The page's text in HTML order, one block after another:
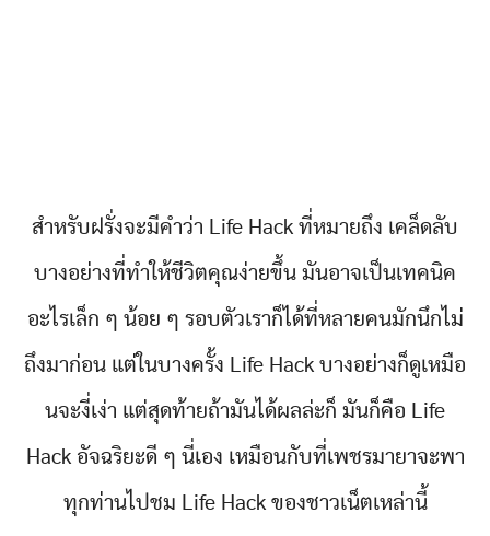
สำหรับฝรั่งจะมีคำว่า Life Hack ที่หมายถึง เคล็ดลับ
บางอย่างที่ทำให้ชีวิตคุณง่ายขึ้น มันอาจเป็นเทคนิค
อะไรเล็ก ๆ น้อย ๆ รอบตัวเราก็ได้ที่หลายคนมักนึกไม่
ถึงมาก่อน แต่ในบางครั้ง Life Hack บางอย่างก็ดูเหมือ
นจะงี่เง่า แต่สุดท้ายถ้ามันได้ผลล่ะก็ มันก็คือ Life
Hack อัจฉริยะดี ๆ นี่เอง เหมือนกับที่เพชรมายาจะพา
ทุกท่านไปชม Life Hack ของชาวเน็ตเหล่านี้